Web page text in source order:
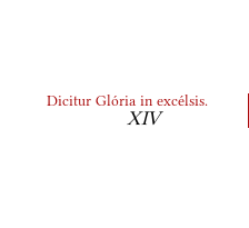
Dicitur Glória in excélsis.
XIV